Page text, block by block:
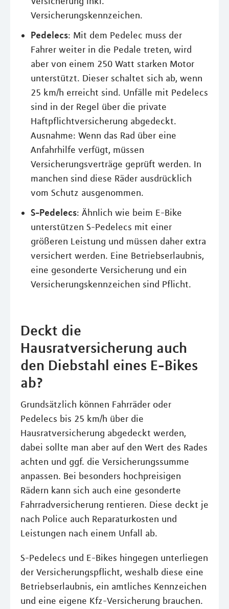
Versicherungskennzeichen.
Pedelecs: Mit dem Pedelec muss der
Fahrer weiter in die Pedale treten, wird
aber von einem 250 Watt starken Motor
unterstützt. Dieser schaltet sich ab, wenn
25 km/h erreicht sind. Unfälle mit Pedelecs
sind in der Regel über die private
Haftpflichtversicherung abgedeckt.
Ausnahme: Wenn das Rad über eine
Anfahrhilfe verfügt, müssen
Versicherungsverträge geprüft werden. In
manchen sind diese Räder ausdrücklich
vom Schutz ausgenommen.
S-Pedelecs: Ähnlich wie beim E-Bike
unterstützen S-Pedelecs mit einer
größeren Leistung und müssen daher extra
versichert werden. Eine Betriebserlaubnis,
eine gesonderte Versicherung und ein
Versicherungskennzeichen sind Pflicht.
Deckt die
Hausratversicherung auch
den Diebstahl eines E-Bikes
ab?
Grundsätzlich können Fahrräder oder
Pedelecs bis 25 km/h über die
Hausratversicherung abgedeckt werden,
dabei sollte man aber auf den Wert des Rades
achten und ggf. die Versicherungssumme
anpassen. Bei besonders hochpreisigen
Rädern kann sich auch eine gesonderte
Fahrradversicherung rentieren. Diese deckt je
nach Police auch Reparaturkosten und
Leistungen nach einem Unfall ab.
S-Pedelecs und E-Bikes hingegen unterliegen
der Versicherungspflicht, weshalb diese eine
Betriebserlaubnis, ein amtliches Kennzeichen
und eine eigene Kfz-Versicherung brauchen.